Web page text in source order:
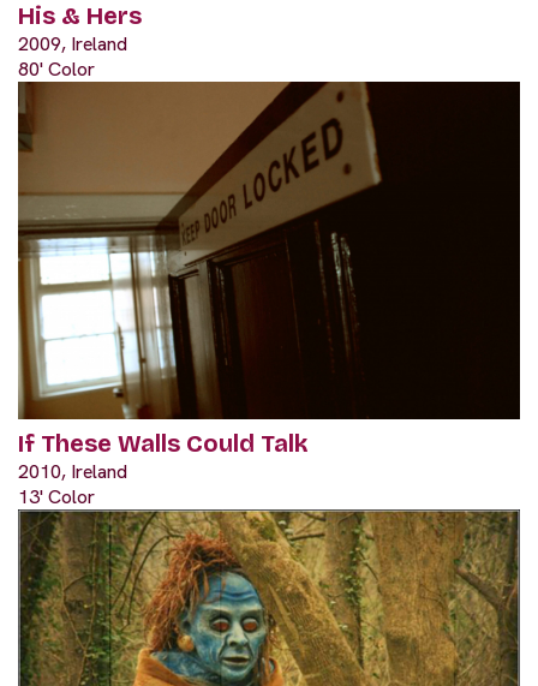
His & Hers
2009, Ireland
80' Color
If These Walls Could Talk
2010, Ireland
13' Color